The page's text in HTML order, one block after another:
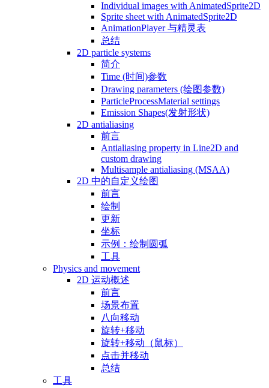
Individual images with AnimatedSprite2D
Sprite sheet with AnimatedSprite2D
AnimationPlayer 与精灵表
总结
2D particle systems
简介
Time (时间)参数
Drawing parameters (绘图参数)
ParticleProcessMaterial settings
Emission Shapes(发射形状)
2D antialiasing
前言
Antialiasing property in Line2D and
custom drawing
Multisample antialiasing (MSAA)
2D 中的自定义绘图
前言
绘制
更新
坐标
示例：绘制圆弧
工具
Physics and movement
2D 运动概述
前言
场景布置
八向移动
旋转+移动
旋转+移动（鼠标）
点击并移动
总结
工具